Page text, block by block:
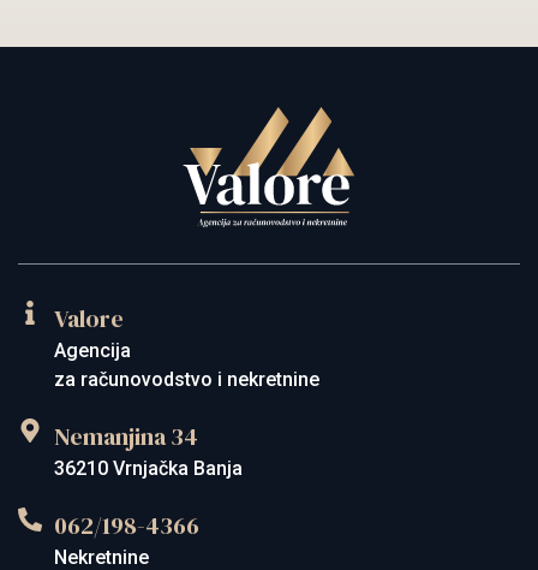
Agencija
za računovodstvo i nekretnine
Valore
Nekretnine
062/198-4366
36210 Vrnjačka Banja
Nemanjina 34